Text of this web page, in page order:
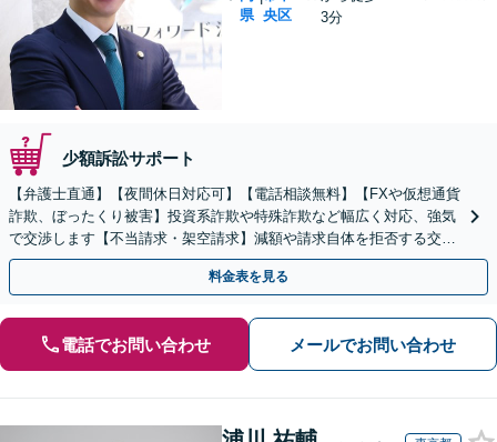
県 央区
3分
少額訴訟サポート
【弁護士直通】【夜間休日対応可】【電話相談無料】【FXや仮想通貨
詐欺、ぼったくり被害】投資系詐欺や特殊詐欺など幅広く対応、強気
で交渉します【不当請求・架空請求】減額や請求自体を拒否する交渉
をします。【天神駅徒歩14分、赤坂駅徒歩3分】
料金表を見る
電話でお問い合わせ メールでお問い合わせ